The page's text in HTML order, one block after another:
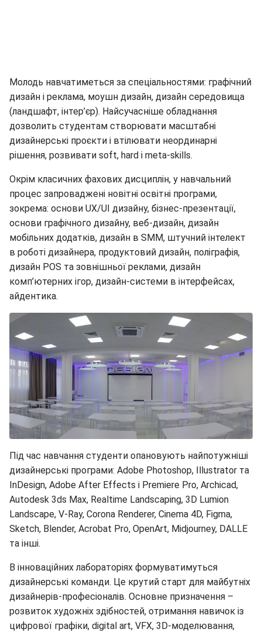
Молодь навчатиметься за спеціальностями: графічний
дизайн і реклама, моушн дизайн, дизайн середовища
(ландшафт, інтер’єр). Найсучасніше обладнання
дозволить студентам створювати масштабні
дизайнерські проєкти і втілювати неординарні
рішення, розвивати soft, hard і meta-skills.
Окрім класичних фахових дисциплін, у навчальний
процес запроваджені новітні освітні програми,
зокрема: основи UX/UI дизайну, бізнес-презентації,
основи графічного дизайну, веб-дизайн, дизайн
мобільних додатків, дизайн в SMM, штучний інтелект
в роботі дизайнера, продуктовий дизайн, поліграфія,
дизайн POS та зовнішньої реклами, дизайн
комп’ютерних ігор, дизайн-системи в інтерфейсах,
айдентика.
Під час навчання студенти опановують найпотужніші
дизайнерські програми: Adobe Photoshop, Illustrator та
InDesign, Adobe After Effects і Premiere Pro, Archicad,
Autodesk 3ds Max, Realtime Landscaping, 3D Lumion
Landscape, V-Ray, Corona Renderer, Cinema 4D, Figma,
Sketch, Blender, Acrobat Pro, OpenArt, Midjourney, DALLE
та інші.
В інноваційних лабораторіях формуватимуться
дизайнерські команди. Це крутий старт для майбутніх
дизайнерів-професіоналів. Основне призначення –
розвиток художніх здібностей, отримання навичок із
цифрової графіки, digital art, VFX, 3D-моделювання,